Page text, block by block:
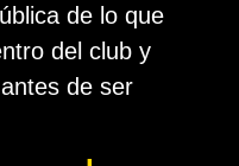
de lo que
del club y
de ser